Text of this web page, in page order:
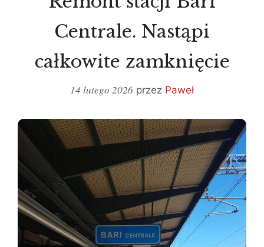
Centrale. Nastąpi
całkowite zamknięcie
14 lutego 2026 przez Paweł